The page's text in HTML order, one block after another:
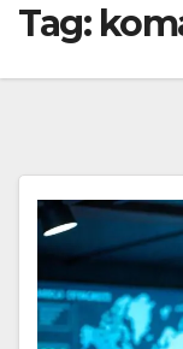
Tag: